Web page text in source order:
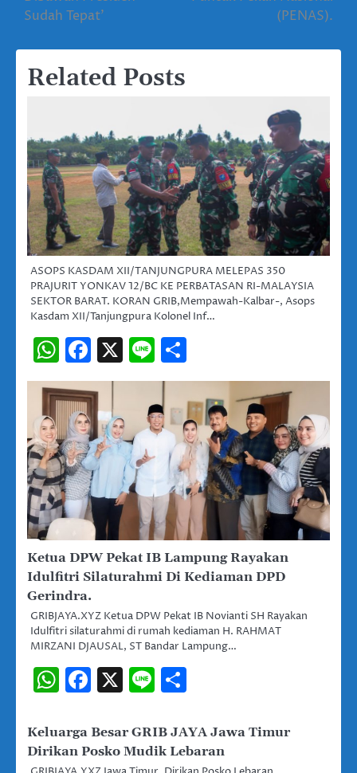
Sudah Tepat’
(PENAS).
Related Posts
ASOPS KASDAM XII/TANJUNGPURA MELEPAS 350
PRAJURIT YONKAV 12/BC KE PERBATASAN RI-MALAYSIA
SEKTOR BARAT. KORAN GRIB,Mempawah-Kalbar-, Asops
Kasdam XII/Tanjungpura Kolonel Inf…
WhatsApp
Facebook
X Line
Ketua DPW Pekat IB Lampung Rayakan
Idulfitri Silaturahmi Di Kediaman DPD
Gerindra.
GRIBJAYA.XYZ Ketua DPW Pekat IB Novianti SH Rayakan
Idulfitri silaturahmi di rumah kediaman H. RAHMAT
MIRZANI DJAUSAL, ST Bandar Lampung…
WhatsApp
Facebook
X Line
Keluarga Besar GRIB JAYA Jawa Timur
Dirikan Posko Mudik Lebaran